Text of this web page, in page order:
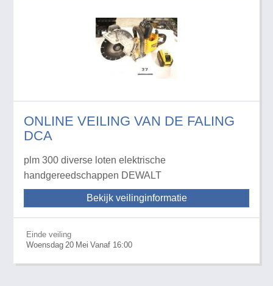
ONLINE VEILING VAN DE FALING
DCA
plm 300 diverse loten elektrische
handgereedschappen DEWALT
Bekijk veilinginformatie
Einde veiling
Woensdag 20 Mei Vanaf 16:00